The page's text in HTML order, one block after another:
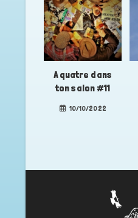
A quatre dans
ton salon #11
10/10/2022